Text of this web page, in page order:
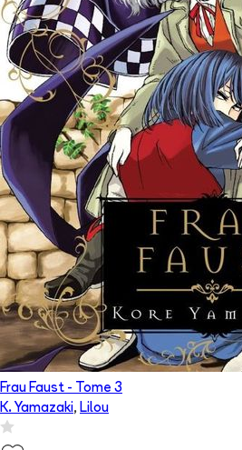
Frau Faust - Tome 3
K. Yamazaki, Lilou